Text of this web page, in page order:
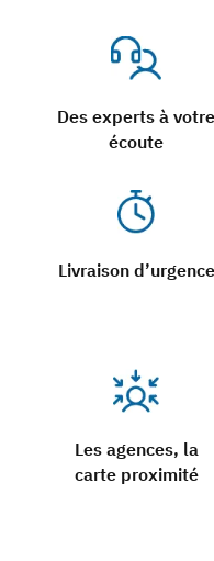
Des experts à votre
écoute
Livraison d’urgence
Les agences, la
carte proximité